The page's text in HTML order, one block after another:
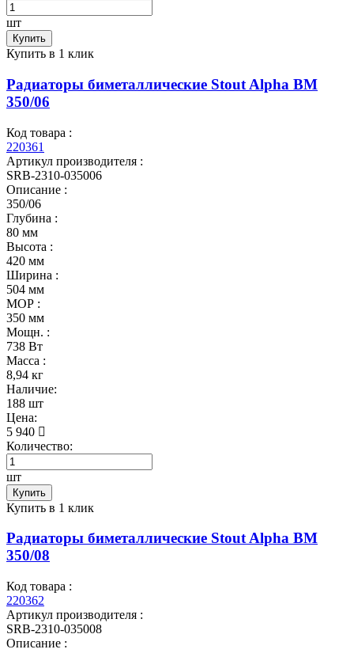
шт
Купить
Купить в 1 клик
Радиаторы биметаллические Stout Alpha BM
350/06
Код товара :
220361
Артикул производителя :
SRB-2310-035006
Описание :
350/06
Глубина :
80 мм
Высота :
420 мм
Ширина :
504 мм
МОР :
350 мм
Мощн. :
738 Вт
Масса :
8,94 кг
Наличие:
188 шт
Цена:
5 940
Количество:
шт
Купить
Купить в 1 клик
Радиаторы биметаллические Stout Alpha BM
350/08
Код товара :
220362
Артикул производителя :
SRB-2310-035008
Описание :